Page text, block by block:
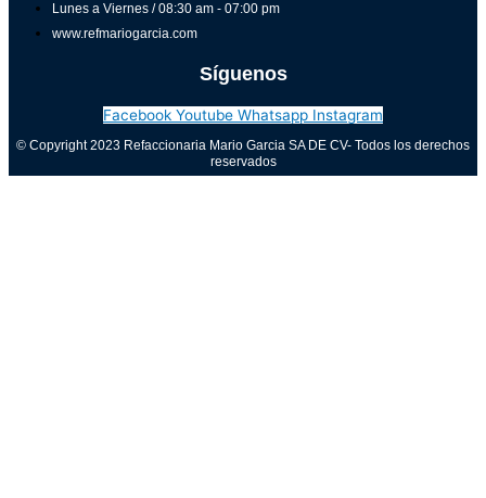
Lunes a Viernes / 08:30 am - 07:00 pm
www.refmariogarcia.com
Síguenos
Facebook Youtube Whatsapp Instagram
© Copyright 2023 Refaccionaria Mario Garcia SA DE CV- Todos los derechos
reservados